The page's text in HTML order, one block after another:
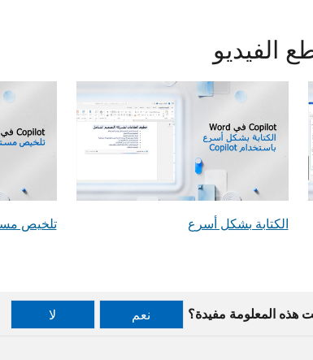
الفيديو
الكتابة بشكل أسرع
تلخيص
هذه المعلومة مفيدة؟ نعم لا